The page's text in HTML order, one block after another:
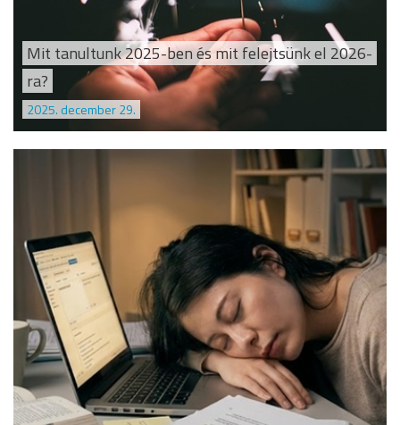
Mit tanultunk 2025-ben és mit felejtsünk el 2026-
ra?
2025. december 29.